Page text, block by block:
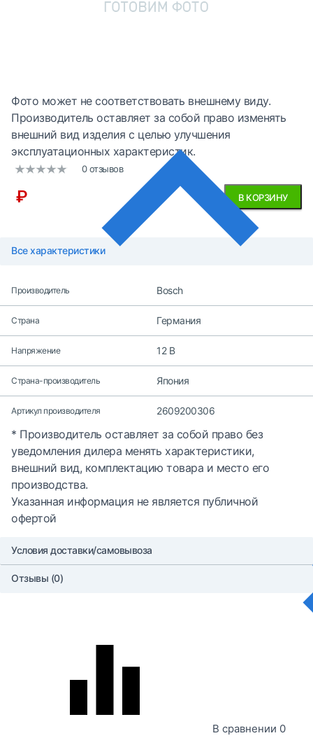
Фото может не соответствовать внешнему виду.
Производитель оставляет за собой право изменять
внешний вид изделия с целью улучшения
эксплуатационных характеристик.
0 отзывов
₽ В КОРЗИНУ
Все характеристики
Производитель Bosch
Страна Германия
Напряжение 12 В
Страна-производитель Япония
Артикул производителя 2609200306
* Производитель оставляет за собой право без
уведомления дилера менять характеристики,
внешний вид, комплектацию товара и место его
производства.
Указанная информация не является публичной
офертой
Условия доставки/самовывоза
Отзывы (0)
В сравнении 0